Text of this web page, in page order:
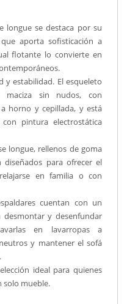
longue se destaca por su
aporta sofisticación a
flotante lo convierte en
y estabilidad. El esqueleto
sin nudos, con
horno y cepillada, y está
pintura electrostática
longue, rellenos de goma
para ofrecer el
en familia o con
cuentan con un
y desenfundar
en lavarropas a
y mantener el sofá
ideal para quienes
solo mueble.